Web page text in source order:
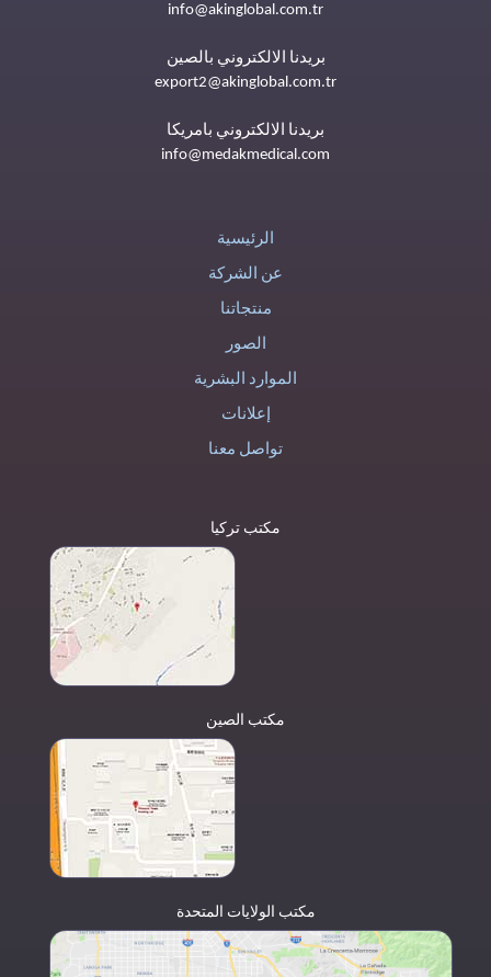
info@akinglobal.com.tr
بريدنا الالكتروني بالصين
export2@akinglobal.com.tr
بريدنا الالكتروني بامريكا
info@medakmedical.com
الرئيسية
عن الشركة
منتجاتنا
الصور
الموارد البشرية
إعلانات
تواصل معنا
مكتب تركيا
مكتب الصين
مكتب الولايات المتحدة